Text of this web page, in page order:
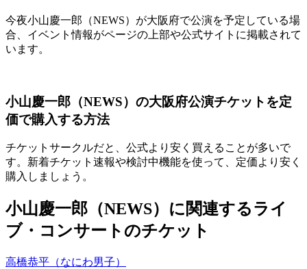
今夜小山慶一郎（NEWS）が大阪府で公演を予定している場
合、イベント情報がページの上部や公式サイトに掲載されて
います。
小山慶一郎（NEWS）の大阪府公演チケットを定
価で購入する方法
チケットサークルだと、公式より安く買えることが多いで
す。新着チケット速報や検討中機能を使って、定価より安く
購入しましょう。
小山慶一郎（NEWS）に関連するライ
ブ・コンサートのチケット
高橋恭平（なにわ男子）